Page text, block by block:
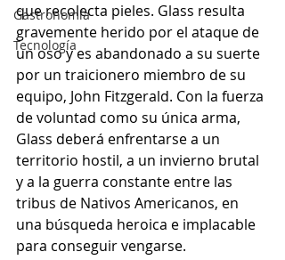
Gastronomía
Tecnología
que recolecta pieles. Glass resulta
gravemente herido por el ataque de
un oso y es abandonado a su suerte
por un traicionero miembro de su
equipo, John Fitzgerald. Con la fuerza
de voluntad como su única arma,
Glass deberá enfrentarse a un
territorio hostil, a un invierno brutal
y a la guerra constante entre las
tribus de Nativos Americanos, en
una búsqueda heroica e implacable
para conseguir vengarse.